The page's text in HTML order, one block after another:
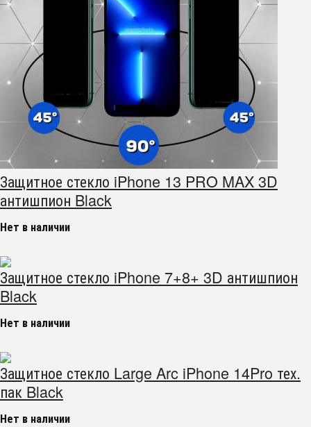
Защитное стекло iPhone 13 PRO MAX 3D
антишпион Black
Нет в наличии
Защитное стекло iPhone 7+8+ 3D антишпион
Black
Нет в наличии
Защитное стекло Large Arc iPhone 14Pro тех.
пак Black
Нет в наличии